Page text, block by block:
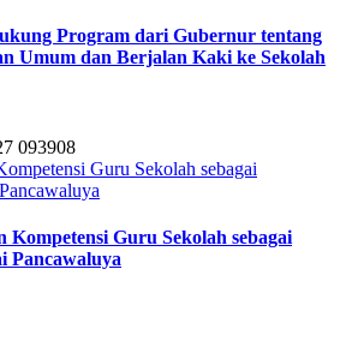
Program dari Gubernur tentang
Umum dan Berjalan Kaki ke Sekolah
Guru Sekolah sebagai
Guru Sekolah sebagai
Pancawaluya